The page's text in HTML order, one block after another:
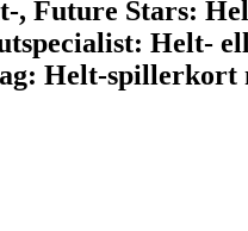
, Future Stars:
Helt-
Helt-spillerkort